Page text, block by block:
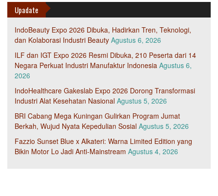
Upadate
IndoBeauty Expo 2026 Dibuka, Hadirkan Tren, Teknologi,
dan Kolaborasi Industri Beauty Agustus 6, 2026
ILF dan IGT Expo 2026 Resmi Dibuka, 210 Peserta dari 14
Negara Perkuat Industri Manufaktur Indonesia Agustus 6,
2026
IndoHealthcare Gakeslab Expo 2026 Dorong Transformasi
Industri Alat Kesehatan Nasional Agustus 5, 2026
BRI Cabang Mega Kuningan Gulirkan Program Jumat
Berkah, Wujud Nyata Kepedulian Sosial Agustus 5, 2026
Fazzio Sunset Blue x Alkateri: Warna Limited Edition yang
Bikin Motor Lo Jadi Anti-Mainstream Agustus 4, 2026